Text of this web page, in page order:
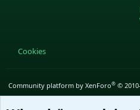
Cookies
Community platform by XenForo® ©